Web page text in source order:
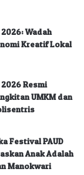
Wadah
Kreatif Lokal
Resmi
UMKM dan
Festival PAUD
Anak Adalah
Manokwari